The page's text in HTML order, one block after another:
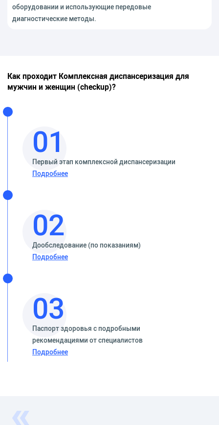
оборудовании и использующие передовые
диагностические методы.
Как проходит Комплексная диспансеризация для
мужчин и женщин (checkup)?
01
Первый этап комплексной диспансеризации
Подробнее
02
Дообследование (по показаниям)
Подробнее
03
Паспорт здоровья с подробными
рекомендациями от специалистов
Подробнее